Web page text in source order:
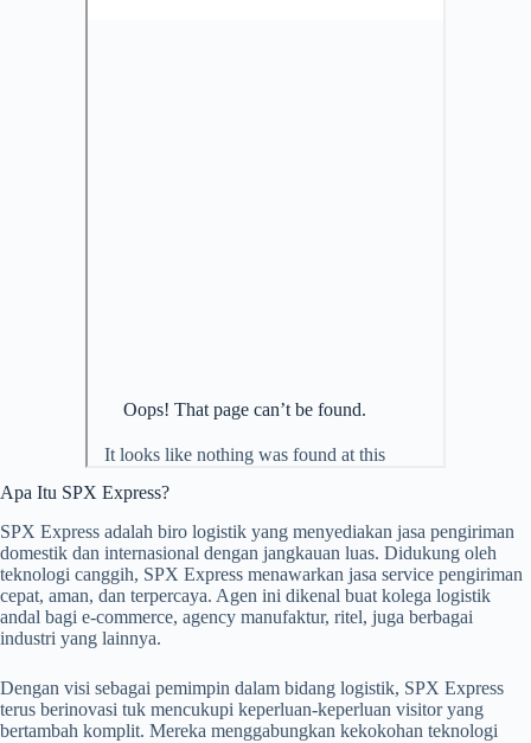
Apa Itu SPX Express?
SPX Express adalah biro logistik yang menyediakan jasa pengiriman
domestik dan internasional dengan jangkauan luas. Didukung oleh
teknologi canggih, SPX Express menawarkan jasa service pengiriman
cepat, aman, dan terpercaya. Agen ini dikenal buat kolega logistik
andal bagi e-commerce, agency manufaktur, ritel, juga berbagai
industri yang lainnya.
Dengan visi sebagai pemimpin dalam bidang logistik, SPX Express
terus berinovasi tuk mencukupi keperluan-keperluan visitor yang
bertambah komplit. Mereka menggabungkan kekokohan teknologi